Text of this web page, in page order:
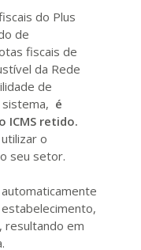
do Plus
de
fiscais de
da Rede
de
é
ICMS retido.
o
seu setor.
resultando em